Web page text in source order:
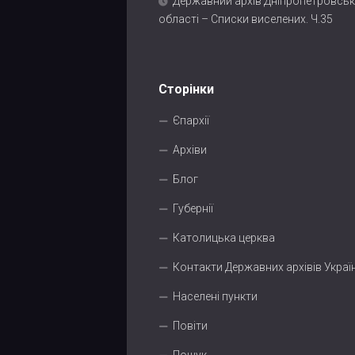
області – Списки виселених. Ч.35
Сторінки
Єпархії
Архіви
Блог
Губернії
Католицька церква
Контакти Державних архівів
Населені пункти
Повіти